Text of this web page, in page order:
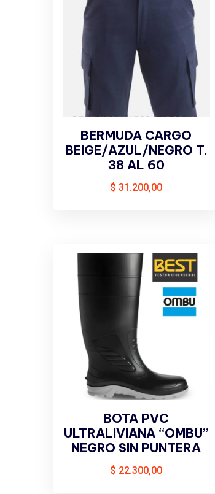
BERMUDA CARGO
BEIGE/AZUL/NEGRO T.
38 AL 60
$ 31.200,00
BOTA PVC
ULTRALIVIANA “OMBU”
NEGRO SIN PUNTERA
$ 22.300,00